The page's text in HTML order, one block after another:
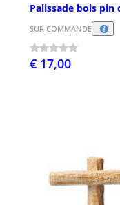
Palissade bois pin
SUR COMMANDE
€ 17,00